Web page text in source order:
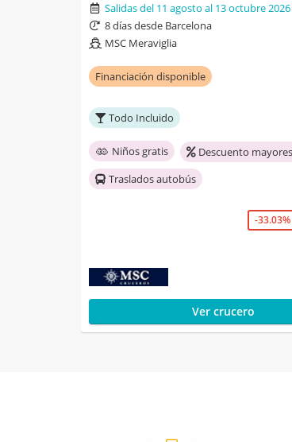
Salidas del 11 agosto al 13 octubre 2026
8 días desde Barcelona
MSC Meraviglia
Financiación disponible
Todo Incluido
Niños gratis
Descuento
Traslados autobús
-33.03%
Ver crucero